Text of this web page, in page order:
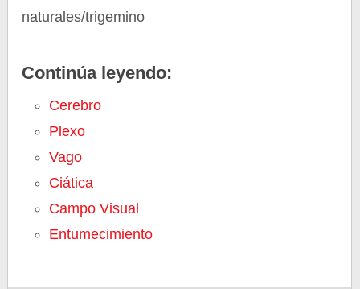
naturales/trigemino
Continúa leyendo:
Cerebro
Plexo
Vago
Ciática
Campo Visual
Entumecimiento